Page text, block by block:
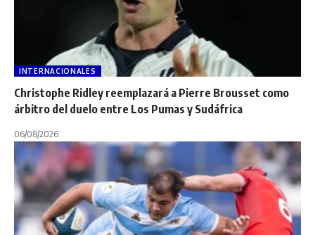
INTERNACIONALES
Christophe Ridley reemplazará a Pierre Brousset como
árbitro del duelo entre Los Pumas y Sudáfrica
06/08/2026